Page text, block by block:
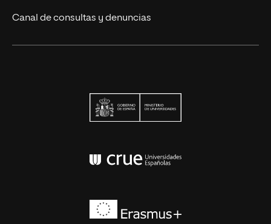
Canal de consultas y denuncias